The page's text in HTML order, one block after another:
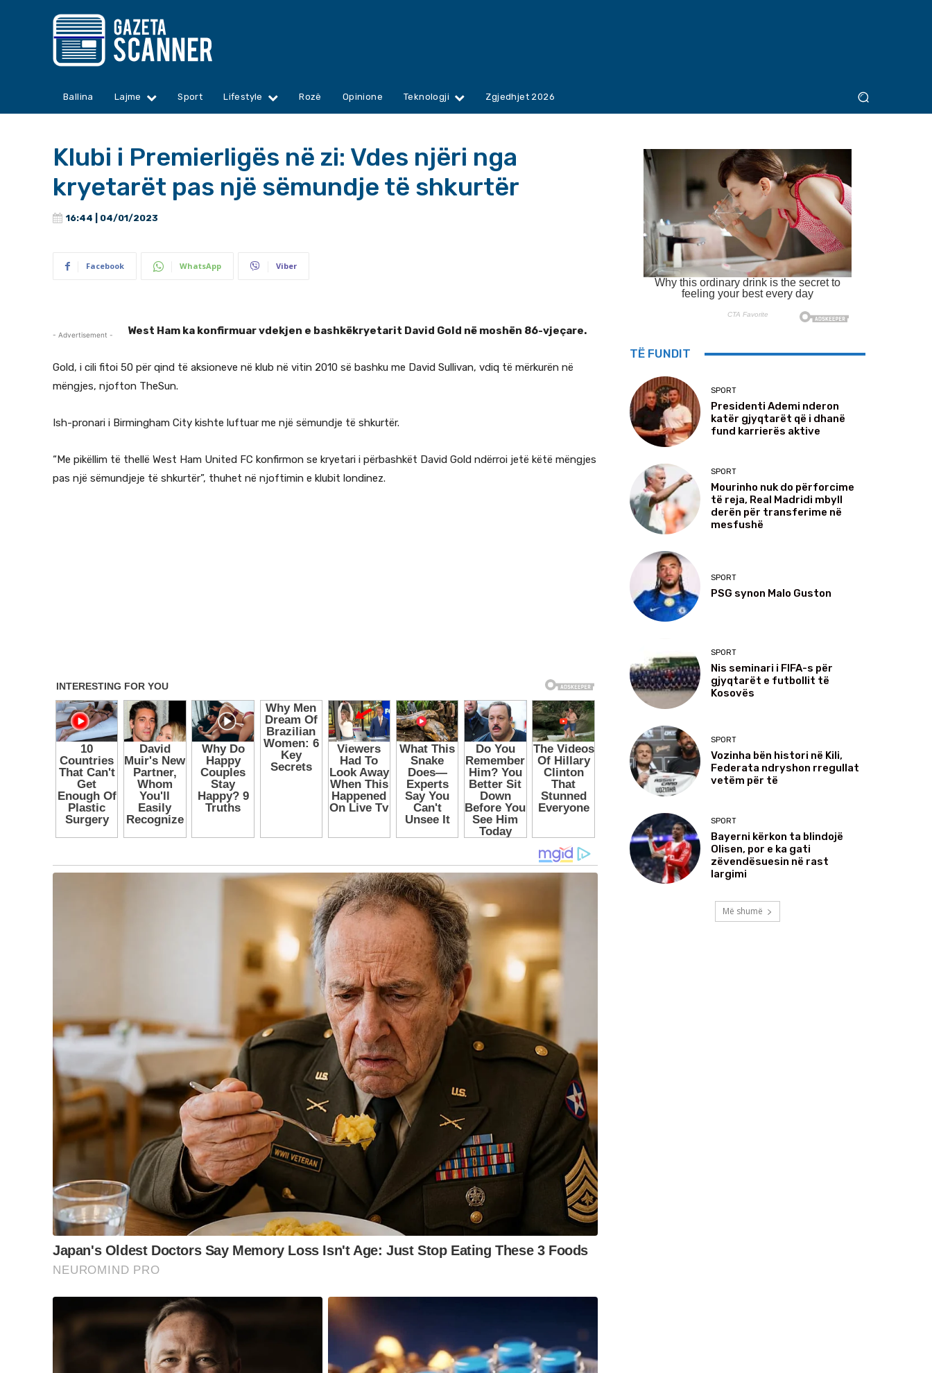
Ballina Lajme Sport Lifestyle Rozë Opinione Teknologji Zgjedhjet 2026
Klubi i Premierligës në zi: Vdes njëri nga
kryetarët pas një sëmundje të shkurtër
16:44 | 04/01/2023
Facebook WhatsApp Viber
- Advertisement - West Ham ka konfirmuar vdekjen e bashkëkryetarit David Gold në moshën 86-vjeçare.
Gold, i cili fitoi 50 për qind të aksioneve në klub në vitin 2010 së bashku me David Sullivan, vdiq të mërkurën në
mëngjes, njofton TheSun.
Ish-pronari i Birmingham City kishte luftuar me një sëmundje të shkurtër.
“Me pikëllim të thellë West Ham United FC konfirmon se kryetari i përbashkët David Gold ndërroi jetë këtë mëngjes
pas një sëmundjeje të shkurtër”, thuhet në njoftimin e klubit londinez.
TË FUNDIT
SPORT
Presidenti Ademi nderon
katër gjyqtarët që i dhanë
fund karrierës aktive
SPORT
Mourinho nuk do përforcime
të reja, Real Madridi mbyll
derën për transferime në
mesfushë
SPORT
PSG synon Malo Guston
SPORT
Nis seminari i FIFA-s për
gjyqtarët e futbollit të
Kosovës
SPORT
Vozinha bën histori në Kili,
Federata ndryshon rregullat
vetëm për të
SPORT
Bayerni kërkon ta blindojë
Olisen, por e ka gati
zëvendësuesin në rast
largimi
Më shumë